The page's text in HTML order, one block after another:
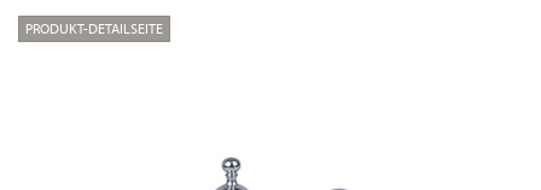
PRODUKT-DETAILSEITE